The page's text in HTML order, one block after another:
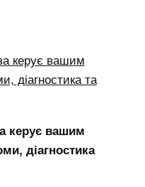
керує вашим
діагностика